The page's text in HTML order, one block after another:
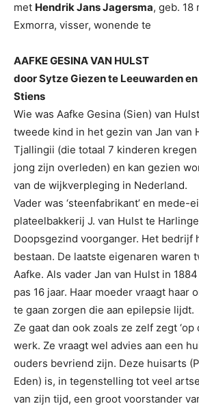
met Hendrik Jans Jagersma, geb. 18
Exmorra, visser, wonende te
AAFKE GESINA VAN HULST
door Sytze Giezen te Leeuwarden
Stiens
Wie was Aafke Gesina (Sien) van
tweede kind in het gezin van Jan van
Tjallingii (die totaal 7 kinderen
jong zijn overleden) en kan gezien
van de wijkverpleging in Nederland.
Vader was ‘steenfabrikant’ en mede-
plateelbakkerij J. van Hulst te
Doopsgezind voorganger. Het bedrijf
bestaan. De laatste eigenaren waren
Aafke. Als vader Jan van Hulst in
pas 16 jaar. Haar moeder vraagt haar
te gaan zorgen die aan epilepsie lijdt.
Ze gaat dan ook zoals ze zelf zegt ‘op
werk. Ze vraagt wel advies aan een
ouders bevriend zijn. Deze huisarts
Eden) is, in tegenstelling tot veel
van zijn tijd, een groot voorstander